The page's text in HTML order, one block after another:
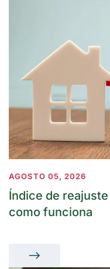
AGOSTO 05, 2026
Índice de
como funciona